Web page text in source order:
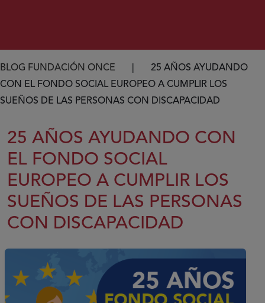
Ruta de navegación
BLOG FUNDACIÓN ONCE
25 AÑOS AYUDANDO
CON EL FONDO SOCIAL EUROPEO A CUMPLIR LOS
SUEÑOS DE LAS PERSONAS CON DISCAPACIDAD
25 AÑOS AYUDANDO CON
EL FONDO SOCIAL
EUROPEO A CUMPLIR LOS
SUEÑOS DE LAS PERSONAS
CON DISCAPACIDAD